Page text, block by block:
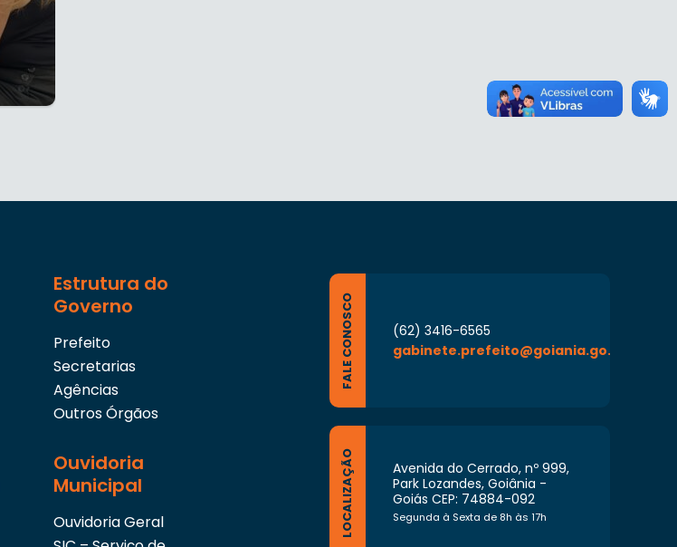
Estrutura do
Governo
Prefeito
Secretarias
Agências
Outros Órgãos
Ouvidoria
Municipal
Ouvidoria Geral
FALE CONOSCO
(62) 3416-6565
gabinete.prefeito@goiania.go.gov.br
LOCALIZAÇÃO
Avenida do Cerrado, nº 999,
Park Lozandes, Goiânia -
Goiás CEP: 74884-092
Segunda à Sexta de 8h às 17h